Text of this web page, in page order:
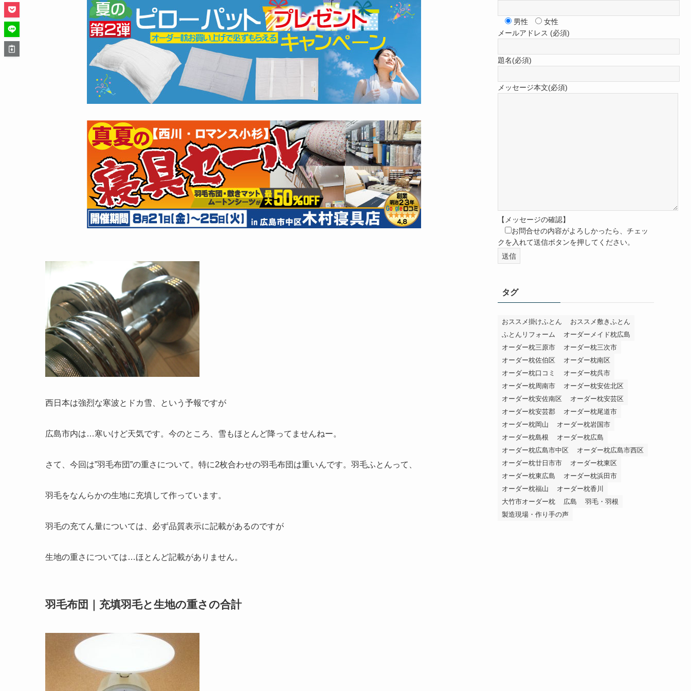
西日本は強烈な寒波とドカ雪、という予報ですが
広島市内は…寒いけど天気です。今のところ、雪もほとんど降ってませんねー。
さて、今回は”羽毛布団”の重さについて。特に2枚合わせの羽毛布団は重いんです。 羽毛ふとんって、
羽毛をなんらかの生地に充填して作っています。
羽毛の充てん量については、必ず品質表示に記載があるのですが
生地の重さについては…ほとんど記載がありません。
羽毛布団｜充填羽毛と生地の重さの合計
男性
女性
メールアドレス (必須)
題名(必須)
メッセージ本文(必須)
【メッセージの確認】
お問合せの内容がよろしかったら、チェッ
クを入れて送信ボタンを押してください。
タグ
おススメ掛けふとん
おススメ敷きふとん
ふとんリフォーム
オーダーメイド枕広島
オーダー枕三原市
オーダー枕三次市
オーダー枕佐伯区
オーダー枕南区
オーダー枕口コミ
オーダー枕呉市
オーダー枕周南市
オーダー枕安佐北区
オーダー枕安佐南区
オーダー枕安芸区
オーダー枕安芸郡
オーダー枕尾道市
オーダー枕岡山
オーダー枕岩国市
オーダー枕島根
オーダー枕広島
オーダー枕広島市中区
オーダー枕広島市西区
オーダー枕廿日市市
オーダー枕東区
オーダー枕東広島
オーダー枕浜田市
オーダー枕福山
オーダー枕香川
大竹市オーダー枕
広島
羽毛・羽根
製造現場・作り手の声